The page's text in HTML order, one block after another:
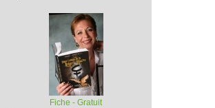
Fiche - Gratuit